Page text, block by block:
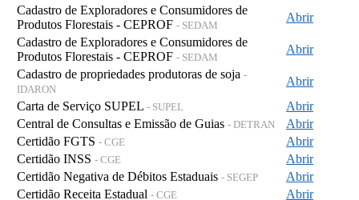
Cadastro de Exploradores e Consumidores de
Produtos Florestais - CEPROF - SEDAM
Abrir
Cadastro de Exploradores e Consumidores de
Produtos Florestais - CEPROF - SEDAM
Abrir
Cadastro de propriedades produtoras de soja -
IDARON
Abrir
Carta de Serviço SUPEL - SUPEL
Abrir
Central de Consultas e Emissão de Guias - DETRAN
Abrir
Certidão FGTS - CGE
Abrir
Certidão INSS - CGE
Abrir
Certidão Negativa de Débitos Estaduais - SEGEP
Abrir
Certidão Receita Estadual - CGE
Abrir